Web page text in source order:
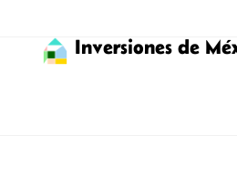
Inversiones de